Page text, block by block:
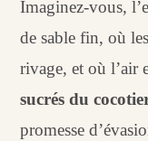
White
edition
Imaginez-vous,
de sable fin, où
rivage, et où l’air
sucrés du
promesse